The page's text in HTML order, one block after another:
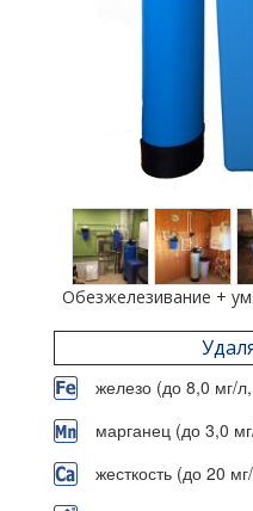
Обезжелезивание +
железо (до 8,0 мг/
марганец (до 3,0
жесткость (до 20